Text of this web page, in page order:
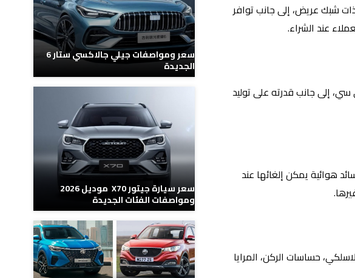
شبك عريض، إلى جانب توافر
عند الشراء.
الديناميكي الذي يوفر للقائد تجربة قيادة ولا أروع، حيث أن سعة المحرك تبلغ نحو 2000 سي سي، إلى جانب قدرته على توليد
هوائية يمكن إلغائها عند
حساسات الركن، المرايا
سعر ومواصفات جيلي جالاكسي ستار 6
الجديدة
سعر سيارة جيتور X70 موديل 2026
ومواصفات الفئات الجديدة